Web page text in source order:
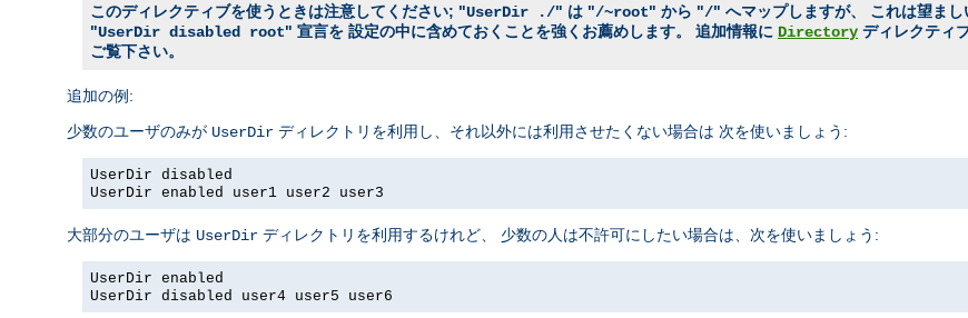
このディレクティブを使うときは注意してください; "UserDir ./" は "/~root" から "/" へマップしますが、 これは望まし
"UserDir disabled root" 宣言を 設定の中に含めておくことを強くお薦めします。 追加情報に Directory ディレクティ
ご覧下さい。
追加の例:
少数のユーザのみが UserDir ディレクトリを利用し、それ以外には利用させたくない場合は 次を使いましょう:
UserDir disabled
UserDir enabled user1 user2 user3
大部分のユーザは UserDir ディレクトリを利用するけれど、 少数の人は不許可にしたい場合は、次を使いましょう:
UserDir enabled
UserDir disabled user4 user5 user6